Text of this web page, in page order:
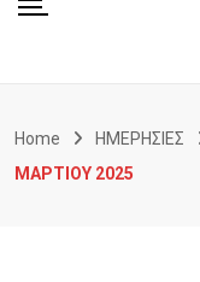
Home ΗΜΕΡΗΣΙΕΣ
ΜΑΡΤΙΟΥ 2025